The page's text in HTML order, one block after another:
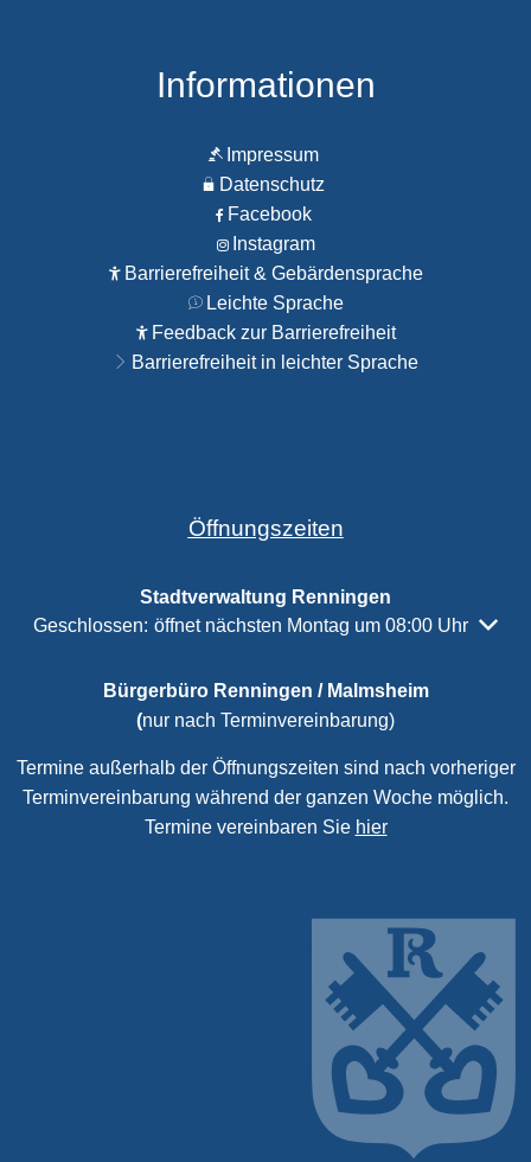
Informationen
Impressum
Datenschutz
Facebook
Instagram
Barrierefreiheit & Gebärdensprache
Leichte Sprache
Feedback zur Barrierefreiheit
Barrierefreiheit in leichter Sprache
Öffnungszeiten
Stadtverwaltung Renningen
Klicken, um weitere Öffnungs- oder Schließzeiten
Geschlossen: öffnet nächsten Montag um 08:00 Uhr
Bürgerbüro Renningen / Malmsheim
(nur nach Terminvereinbarung)
Termine außerhalb der Öffnungszeiten sind nach vorheriger
Terminvereinbarung während der ganzen Woche möglich.
Termine vereinbaren Sie hier